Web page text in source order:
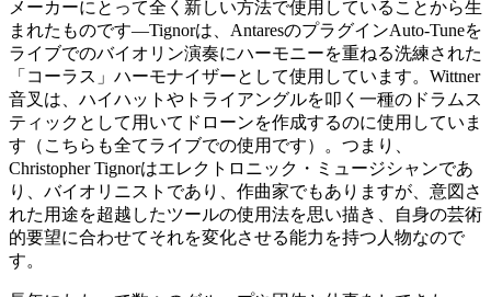
メーカーにとって全く新しい方法で使用していることから生
まれたものです―Tignorは、AntaresのプラグインAuto-Tuneを
ライブでのバイオリン演奏にハーモニーを重ねる洗練された
「コーラス」ハーモナイザーとして使用しています。Wittner
音叉は、ハイハットやトライアングルを叩く一種のドラムス
ティックとして用いてドローンを作成するのに使用していま
す（こちらも全てライブでの使用です）。つまり、
Christopher Tignorはエレクトロニック・ミュージシャンであ
り、バイオリニストであり、作曲家でもありますが、意図さ
れた用途を超越したツールの使用法を思い描き、自身の芸術
的要望に合わせてそれを変化させる能力を持つ人物なので
す。